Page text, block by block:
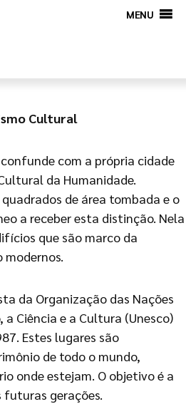
MENU
Cultural
com a própria cidade
da Humanidade.
de área tombada e o
a receber esta distinção. Nela
que são marco da
da Organização das Nações
a Ciência e a Cultura (Unesco)
Estes lugares são
de todo o mundo,
onde estejam. O objetivo é a
futuras gerações.